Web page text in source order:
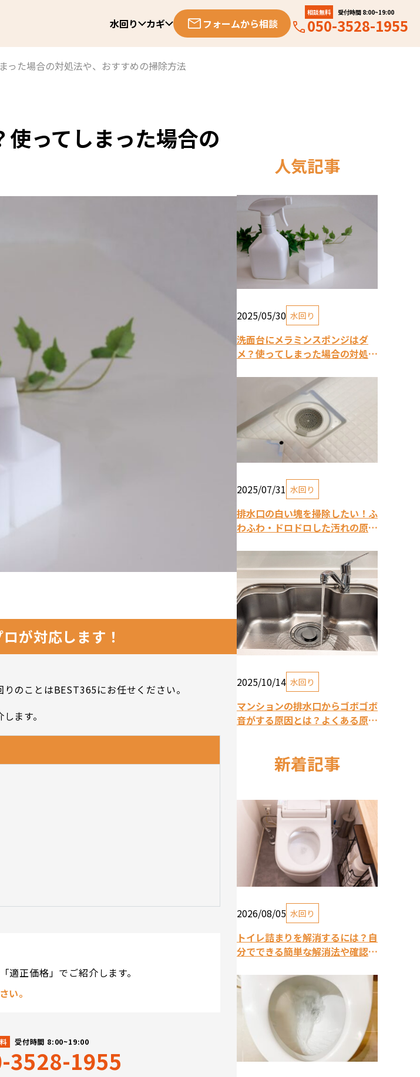
水回り カギ フォームから相談
相談無料 受付時間 8:00~19:00
050-3528-1955
った場合の対処法や、おすすめの掃除方法
ってしまった場合の
が対応します！
のことはBEST365にお任せください。
ます。
正価格」でご紹介します。
い。
受付時間 8:00~19:00
3528-1955
人気記事
2025/05/30 水回り
洗面台にメラミンスポンジはダ
メ？使ってしまった場合の対処法
2025/07/31 水回り
排水口の白い塊を掃除したい！ふ
わふわ・ドロドロした汚れの原因
2025/10/14 水回り
マンションの排水口からゴボゴボ
音がする原因とは？よくある原因
新着記事
2026/08/05 水回り
トイレ詰まりを解消するには？自
分でできる簡単な解消法や確認方